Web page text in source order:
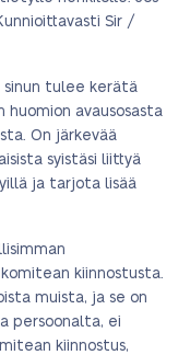
Sir /
sinun tulee kerätä
avausosasta
On järkevää
syistäsi liittyä
ja tarjota lisää
kiinnostusta.
muista, ja se on
persoonalta, ei
kiinnostus,